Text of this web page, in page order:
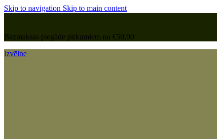
Skip to navigation Skip to main content
Bezmaksas piegāde pirkumiem no €50,00
Izvēlne